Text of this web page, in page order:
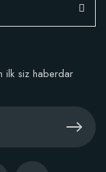
ilk siz haberdar